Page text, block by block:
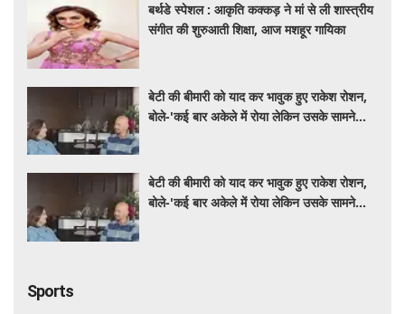
बर्थडे स्पेशल : आकृति कक्कड़ ने मां से ली शास्त्रीय
संगीत की शुरुआती शिक्षा, आज मशहूर गायिका
बेटी की बीमारी को याद कर भावुक हुए राकेश रोशन,
बोले-'कई बार अकेले में रोया लेकिन उसके सामने
बेटी की बीमारी को याद कर भावुक हुए राकेश रोशन,
बोले-'कई बार अकेले में रोया लेकिन उसके सामने
Sports